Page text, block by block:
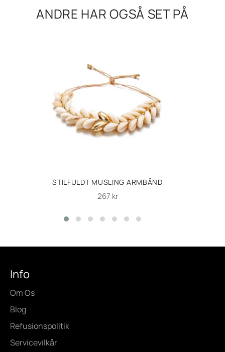
ANDRE HAR OGSÅ SET PÅ
STILFULDT MUSLING ARMBÅND
Normalpris
267 kr
Info
Om Os
Blog
Refusionspolitik
Servicevilkår